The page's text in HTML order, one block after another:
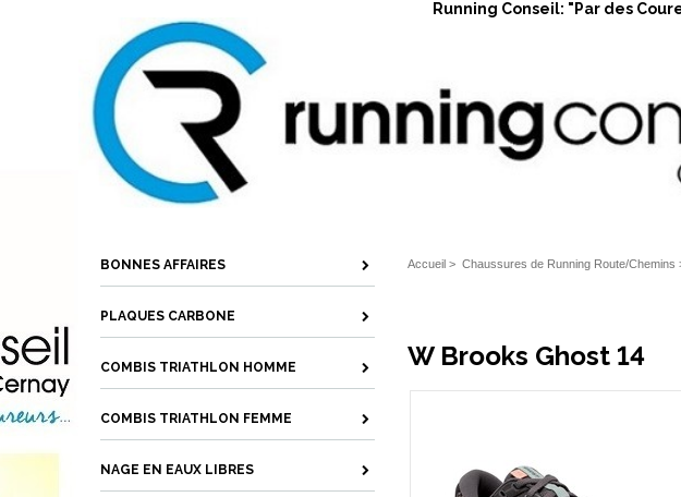
Running Conseil: "Par des
BONNES AFFAIRES
PLAQUES CARBONE
COMBIS TRIATHLON HOMME
COMBIS TRIATHLON FEMME
NAGE EN EAUX LIBRES
Accueil > Chaussures de Running Route/Chemins
W Brooks Ghost 14